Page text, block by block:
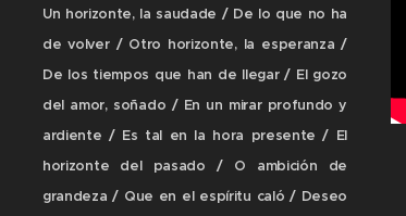
Un horizonte, la saudade / De lo que no ha
de volver / Otro horizonte, la esperanza /
De los tiempos que han de llegar / El gozo
del amor, soñado / En un mirar profundo y
ardiente / Es tal en la hora presente / El
horizonte del pasado / O ambición de
grandeza / Que en el espíritu caló / Deseo